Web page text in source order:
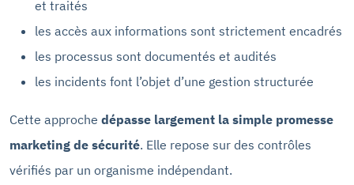
et traités
les accès aux informations sont strictement encadrés
les processus sont documentés et audités
les incidents font l’objet d’une gestion structurée
Cette approche dépasse largement la simple promesse
marketing de sécurité. Elle repose sur des contrôles
vérifiés par un organisme indépendant.